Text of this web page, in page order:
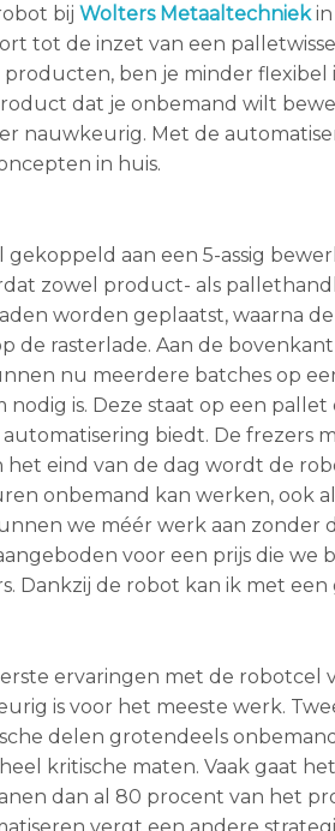
bij Wolters Metaaltechniekin
tot de inzet van een
ben je minder
dat je onbemand wilt
nauwkeurig. Met de
in huis.
aan een 5-assig
zowel product- als
worden geplaatst, waarna
rasterlade. Aan de bovenkant
nu meerdere batches op
is. Deze staat op een
biedt. De frezers
eind van de dag wordt de
onbemand kan werken, ook
we méér werk aan zonder
voor een prijs die we
Dankzij de robot kan ik met
ervaringen met de robotcel
is voor het meeste werk.
delen grotendeels
kritische maten. Vaak gaat
dan al 80 procent van het